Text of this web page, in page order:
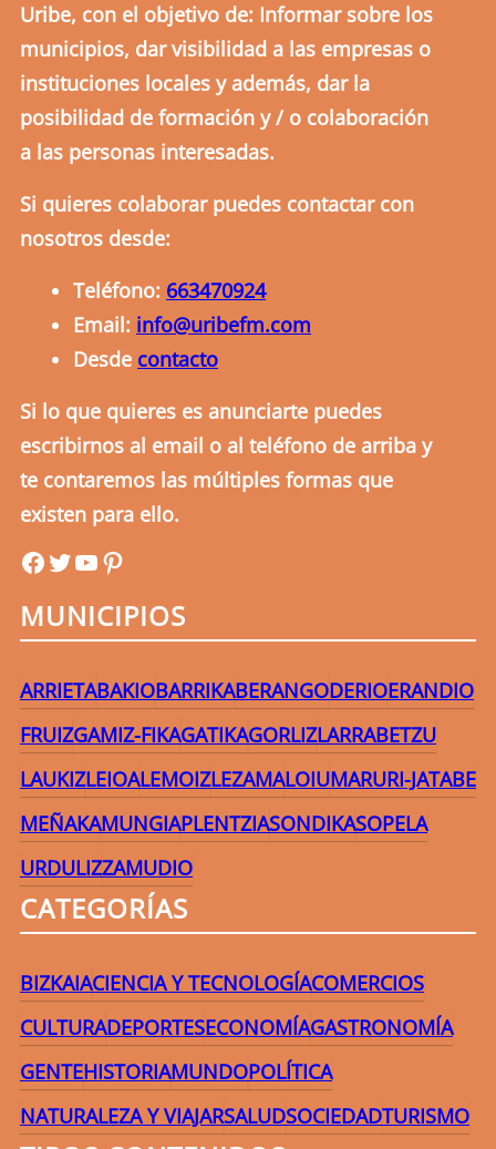
Uribe, con el objetivo de: Informar sobre los
municipios, dar visibilidad a las empresas o
instituciones locales y además, dar la
posibilidad de formación y / o colaboración
a las personas interesadas.
Si quieres colaborar puedes contactar con
nosotros desde:
Teléfono: 663470924
Email: info@uribefm.com
Desde contacto
Si lo que quieres es anunciarte puedes
escribirnos al email o al teléfono de arriba y
te contaremos las múltiples formas que
existen para ello.
uribefmuribefmYouTube Pinterest
MUNICIPIOS
ARRIETABAKIOBARRIKABERANGODERIOERANDIO
FRUIZGAMIZ-FIKAGATIKAGORLIZLARRABETZU
LAUKIZLEIOALEMOIZLEZAMALOIUMARURI-JATABE
MEÑAKAMUNGIAPLENTZIASONDIKASOPELA
URDULIZZAMUDIO
CATEGORÍAS
BIZKAIACIENCIA Y TECNOLOGÍACOMERCIOS
CULTURADEPORTESECONOMÍAGASTRONOMÍA
GENTEHISTORIAMUNDOPOLÍTICA
NATURALEZA Y VIAJARSALUDSOCIEDADTURISMO